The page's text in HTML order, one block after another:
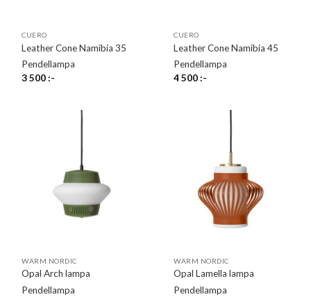
CUERO
Leather Cone Namibia 35
Pendellampa
3 500:-
CUERO
Leather Cone Namibia 45
Pendellampa
4 500:-
WARM NORDIC
Opal Arch lampa
Pendellampa
WARM NORDIC
Opal Lamella lampa
Pendellampa